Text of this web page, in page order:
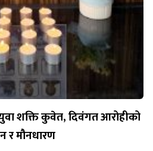
शक्ति कुवेत, दिवंगत आरोहीको
र मौनधारण